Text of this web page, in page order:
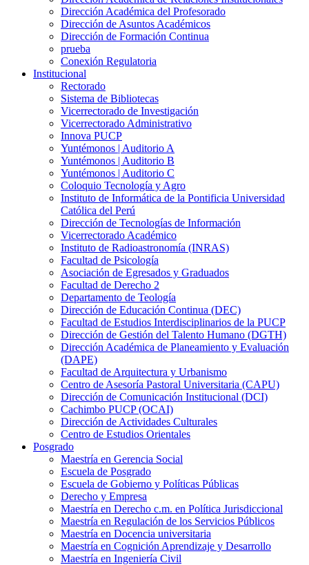
Dirección Académica del Profesorado
Dirección de Asuntos Académicos
Dirección de Formación Continua
prueba
Conexión Regulatoria
Institucional
Rectorado
Sistema de Bibliotecas
Vicerrectorado de Investigación
Vicerrectorado Administrativo
Innova PUCP
Yuntémonos | Auditorio A
Yuntémonos | Auditorio B
Yuntémonos | Auditorio C
Coloquio Tecnología y Agro
Instituto de Informática de la Pontificia Universidad
Católica del Perú
Dirección de Tecnologías de Información
Vicerrectorado Académico
Instituto de Radioastronomía (INRAS)
Facultad de Psicología
Asociación de Egresados y Graduados
Facultad de Derecho 2
Departamento de Teología
Dirección de Educación Continua (DEC)
Facultad de Estudios Interdisciplinarios de la PUCP
Dirección de Gestión del Talento Humano (DGTH)
Dirección Académica de Planeamiento y Evaluación
(DAPE)
Facultad de Arquitectura y Urbanismo
Centro de Asesoría Pastoral Universitaria (CAPU)
Dirección de Comunicación Institucional (DCI)
Cachimbo PUCP (OCAI)
Dirección de Actividades Culturales
Centro de Estudios Orientales
Posgrado
Maestría en Gerencia Social
Escuela de Posgrado
Escuela de Gobierno y Políticas Públicas
Derecho y Empresa
Maestría en Derecho c.m. en Política Jurisdiccional
Maestría en Regulación de los Servicios Públicos
Maestría en Docencia universitaria
Maestría en Cognición Aprendizaje y Desarrollo
Maestría en Ingeniería Civil